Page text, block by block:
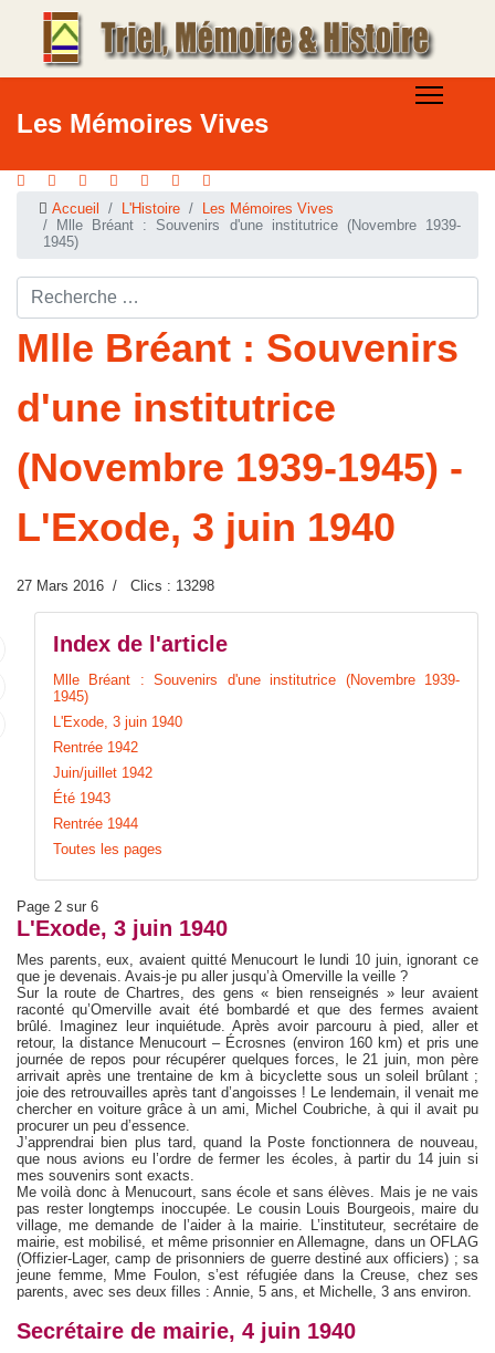
Les Mémoires Vives
Accueil L'Histoire
Les Mémoires Vives
Mlle Bréant : Souvenirs d'une institutrice (Novembre 1939-
1945)
Rechercher ...
Mlle Bréant : Souvenirs
d'une institutrice
(Novembre 1939-1945) -
L'Exode, 3 juin 1940
27 Mars 2016 Clics : 13298
Index de l'article
Mlle Bréant : Souvenirs d'une institutrice (Novembre 1939-
1945)
L'Exode, 3 juin 1940
Rentrée 1942
Juin/juillet 1942
Été 1943
Rentrée 1944
Toutes les pages
Page 2 sur 6
L'Exode, 3 juin 1940
Mes parents, eux, avaient quitté Menucourt le lundi 10 juin, ignorant ce
que je devenais. Avais-je pu aller jusqu’à Omerville la veille ?
Sur la route de Chartres, des gens « bien renseignés » leur avaient
raconté qu’Omerville avait été bombardé et que des fermes avaient
brûlé. Imaginez leur inquiétude. Après avoir parcouru à pied, aller et
retour, la distance Menucourt – Écrosnes (environ 160 km) et pris une
journée de repos pour récupérer quelques forces, le 21 juin, mon père
arrivait après une trentaine de km à bicyclette sous un soleil brûlant ;
joie des retrouvailles après tant d’angoisses ! Le lendemain, il venait me
chercher en voiture grâce à un ami, Michel Coubriche, à qui il avait pu
procurer un peu d’essence.
J’apprendrai bien plus tard, quand la Poste fonctionnera de nouveau,
que nous avions eu l’ordre de fermer les écoles, à partir du 14 juin si
mes souvenirs sont exacts.
Me voilà donc à Menucourt, sans école et sans élèves. Mais je ne vais
pas rester longtemps inoccupée. Le cousin Louis Bourgeois, maire du
village, me demande de l’aider à la mairie. L’instituteur, secrétaire de
mairie, est mobilisé, et même prisonnier en Allemagne, dans un OFLAG
(Offizier-Lager, camp de prisonniers de guerre destiné aux officiers) ; sa
jeune femme, Mme Foulon, s’est réfugiée dans la Creuse, chez ses
parents, avec ses deux filles : Annie, 5 ans, et Michelle, 3 ans environ.
Secrétaire de mairie, 4 juin 1940